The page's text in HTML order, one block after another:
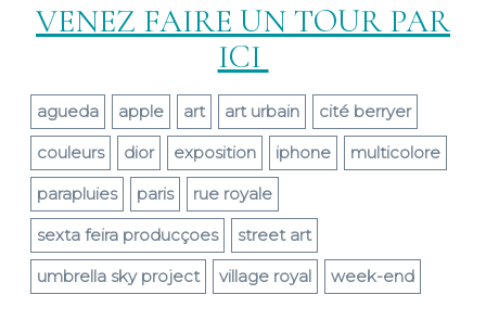
VENEZ FAIRE UN TOUR PAR
ICI
agueda apple art art urbain
cité berryer
couleurs
dior exposition iphone
multicolore
parapluies
paris
rue royale
sexta feira producçoes
street art
umbrella sky project
village royal week-end